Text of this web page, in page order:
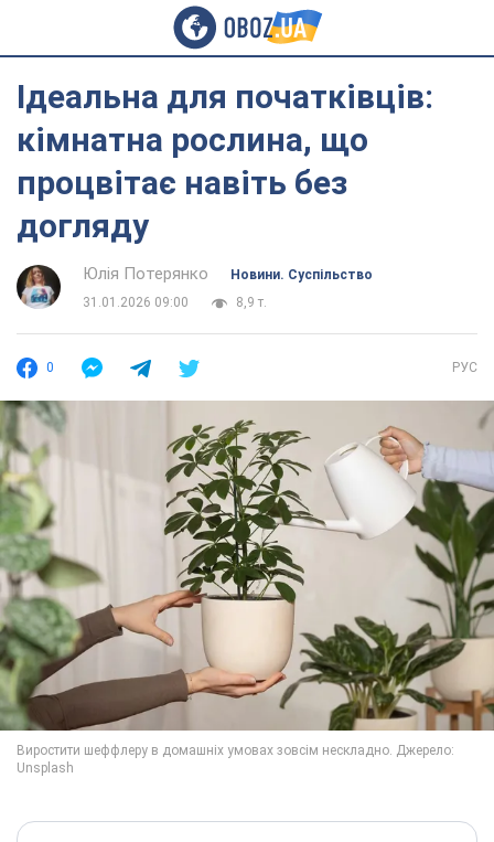
Ідеальна для початківців:
кімнатна рослина, що
процвітає навіть без
догляду
Юлія Потерянко
Новини. Суспільство
31.01.2026 09:00
8,9 т.
0 РУС